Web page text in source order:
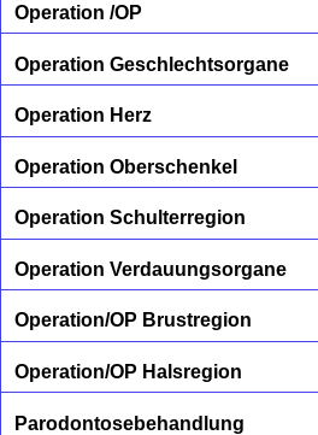
Operation /OP
Operation Geschlechtsorgane
Operation Herz
Operation Oberschenkel
Operation Schulterregion
Operation Verdauungsorgane
Operation/OP Brustregion
Operation/OP Halsregion
Parodontosebehandlung